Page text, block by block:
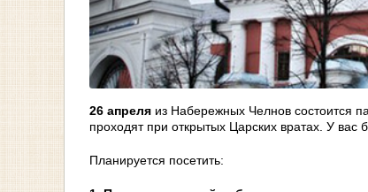
26 апреля из Набережных Челнов состоится
проходят при открытых Царских вратах. У вас
Планируется посетить: